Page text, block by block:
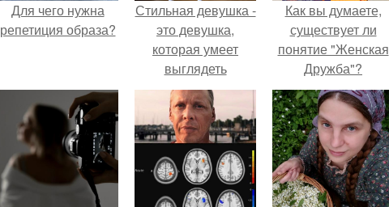
Для чего нужна
репетиция образа?
Стильная девушка -
это девушка,
которая умеет
выглядеть
привлекательно и
элегантно в любои
ситуации.
Как вы думаете,
существует ли
понятие "Женская
Дружба"?